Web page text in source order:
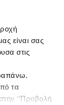
είναι σας
στις
τα
‘’Προβολή